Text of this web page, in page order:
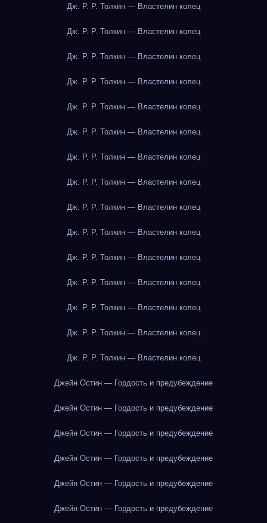
Дж. Р. Р. Толкин — Властелин колец
Дж. Р. Р. Толкин — Властелин колец
Дж. Р. Р. Толкин — Властелин колец
Дж. Р. Р. Толкин — Властелин колец
Дж. Р. Р. Толкин — Властелин колец
Дж. Р. Р. Толкин — Властелин колец
Дж. Р. Р. Толкин — Властелин колец
Дж. Р. Р. Толкин — Властелин колец
Дж. Р. Р. Толкин — Властелин колец
Дж. Р. Р. Толкин — Властелин колец
Дж. Р. Р. Толкин — Властелин колец
Дж. Р. Р. Толкин — Властелин колец
Дж. Р. Р. Толкин — Властелин колец
Дж. Р. Р. Толкин — Властелин колец
Дж. Р. Р. Толкин — Властелин колец
Джейн Остин — Гордость и предубеждение
Джейн Остин — Гордость и предубеждение
Джейн Остин — Гордость и предубеждение
Джейн Остин — Гордость и предубеждение
Джейн Остин — Гордость и предубеждение
Джейн Остин — Гордость и предубеждение